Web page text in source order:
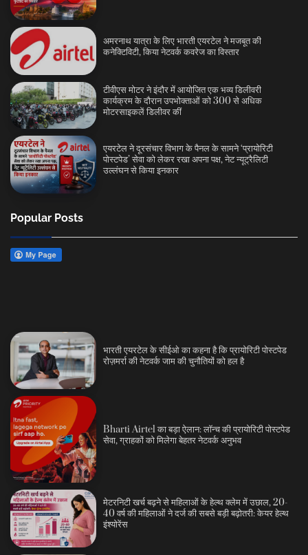
अमरनाथ यात्रा के लिए भारती एयरटेल ने मजबूत की
कनेक्टिविटी, किया नेटवर्क कवरेज का विस्तार
टीवीएस मोटर ने इंदौर में आयोजित एक भव्य डिलीवरी
कार्यक्रम के दौरान उपभोक्ताओं को 300 से अधिक
मोटरसाइकलें डिलीवर कीं
एयरटेल ने दूरसंचार विभाग के पैनल के सामने ‘प्रायोरिटी
पोस्टपेड’ सेवा को लेकर रखा अपना पक्ष, नेट न्यूट्रैलिटी
उल्लंघन से किया इनकार
Popular Posts
भारती एयरटेल के सीईओ का कहना है कि प्रायोरिटी पोस्टपेड
रोज़मर्रा की नेटवर्क जाम की चुनौतियों को हल है
Bharti Airtel का बड़ा ऐलान: लॉन्च की प्रायोरिटी पोस्टपेड
सेवा, ग्राहकों को मिलेगा बेहतर नेटवर्क अनुभव
मेटरनिटी खर्च बढ़ने से महिलाओं के हेल्थ क्लेम में उछाल, 20-
40 वर्ष की महिलाओं ने दर्ज की सबसे बड़ी बढ़ोतरी: केयर हेल्थ
इंश्योरेंस